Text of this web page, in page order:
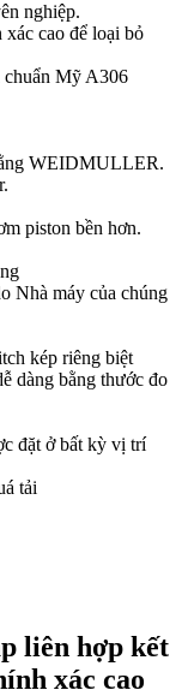
nghiệp.
cao để loại bỏ
Mỹ A306
WEIDMULLER.
piston bền hơn.
Nhà máy của chúng
kép riêng biệt
dàng bằng thước đo
đặt ở bất kỳ vị trí
tải
liên hợp kết
xác cao